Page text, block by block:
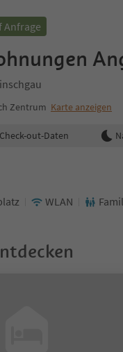
Anfrage
Zentrum Karte anzeigen
bearbeiten
out-Daten
WLAN